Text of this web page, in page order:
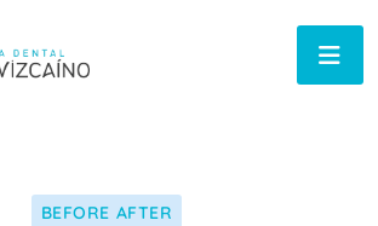
BEFORE AFTER